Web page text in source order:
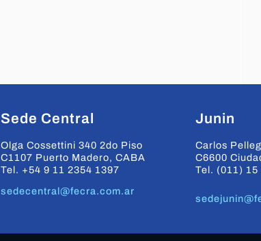
Sede Central
Olga Cossettini 340 2do Piso
C1107 Puerto Madero, CABA
Tel. +54 9 11 2354 1397
sedecentral@fecra.com.ar
Junin
Carlos
C6600
Tel. (011) 15